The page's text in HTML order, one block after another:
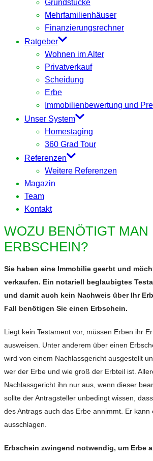
Grundstücke
Mehrfamilienhäuser
Finanzierungsrechner
Ratgeber
Wohnen im Alter
Privatverkauf
Scheidung
Erbe
Immobilienbewertung und
Unser System
Homestaging
360 Grad Tour
Referenzen
Weitere Referenzen
Magazin
Team
Kontakt
WOZU BENÖTIGT MAN
ERBSCHEIN?
Sie haben eine Immobilie geerbt und
verkaufen. Ein notariell beglaubigtes
und damit auch kein Nachweis über Ihr
Fall benötigen Sie einen Erbschein.
Liegt kein Testament vor, müssen Erben ihr
ausweisen. Unter anderem über einen
wird von einem Nachlassgericht ausgestellt
wer der Erbe und wie groß der Erbteil ist.
Nachlassgericht ihn nur aus, wenn dieser
sollte der Antragsteller unbedingt wissen,
des Antrags auch das Erbe annimmt. Er
ausschlagen.
Erbschein zwingend notwendig, um Erbe